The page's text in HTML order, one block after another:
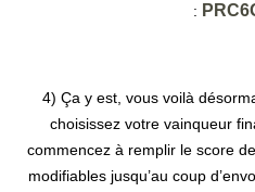
:
4) Ça y est, vous voilà
choisissez votre vainqueur
commencez à remplir le score
modifiables jusqu’au coup